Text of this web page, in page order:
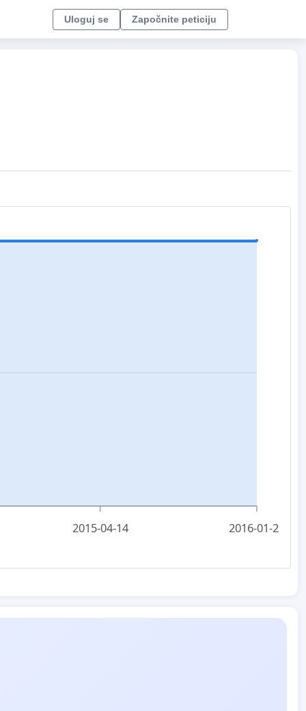
Uloguj se Započnite peticiju
2015-04-14 2016-01-26